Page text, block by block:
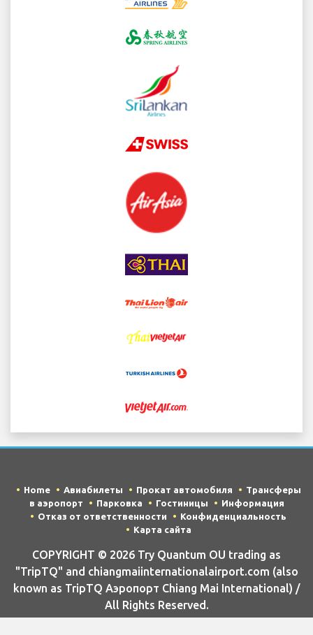
Home Авиабилеты Прокат автомобиля
Трансферы
в аэропорт
Парковка Гостиницы
Информация
Отказ от ответственности
Конфиденциальность
Карта сайта
COPYRIGHT © 2026 Try Quantum OU trading as
"TripTQ" and chiangmaiinternationalairport.com (also
known as TripTQ Аэропорт Chiang Mai International) /
All Rights Reserved.